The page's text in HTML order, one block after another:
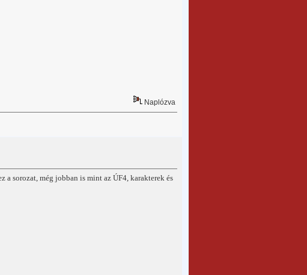
Naplózva
sorozat, még jobban is mint az ÚF4, karakterek és